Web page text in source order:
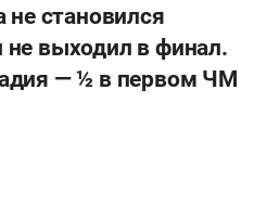
не становился
выходил в финал.
— ½ в первом ЧМ